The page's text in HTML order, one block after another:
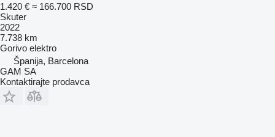
1.420 € ≈ 166.700 RSD
Skuter
2022
7.738 km
Gorivo elektro
Španija, Barcelona
GAM SA
Kontaktirajte prodavca